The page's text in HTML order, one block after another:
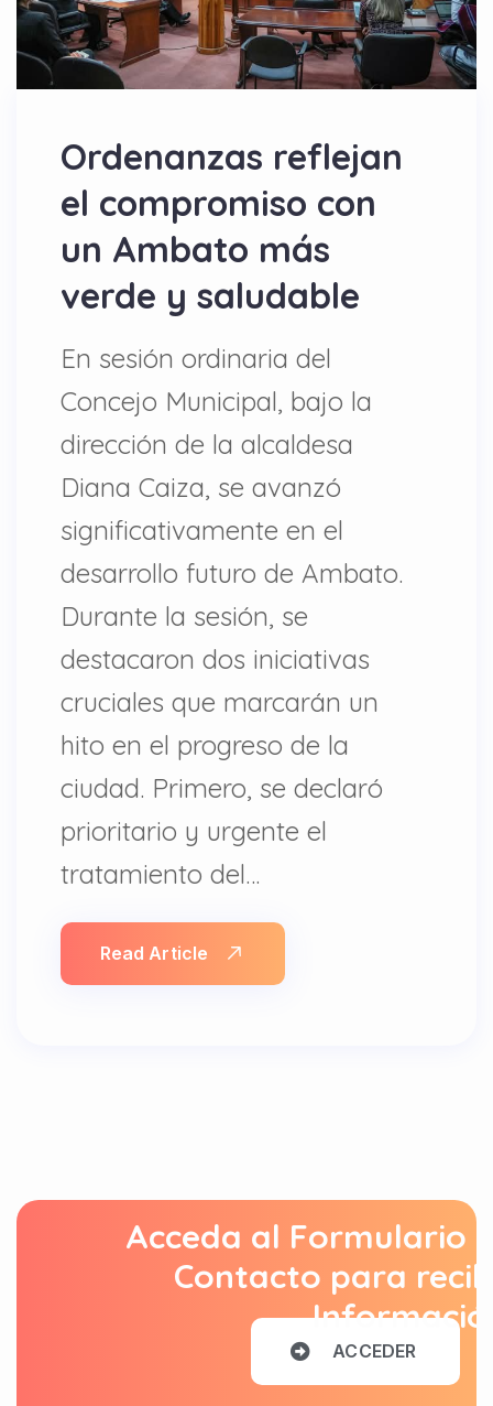
Ordenanzas reflejan
el compromiso con
un Ambato más
verde y saludable
En sesión ordinaria del
Concejo Municipal, bajo la
dirección de la alcaldesa
Diana Caiza, se avanzó
significativamente en el
desarrollo futuro de Ambato.
Durante la sesión, se
destacaron dos iniciativas
cruciales que marcarán un
hito en el progreso de la
ciudad. Primero, se declaró
prioritario y urgente el
tratamiento del…
Read Article
Acceda al Formulario
Contacto para
ACCEDER